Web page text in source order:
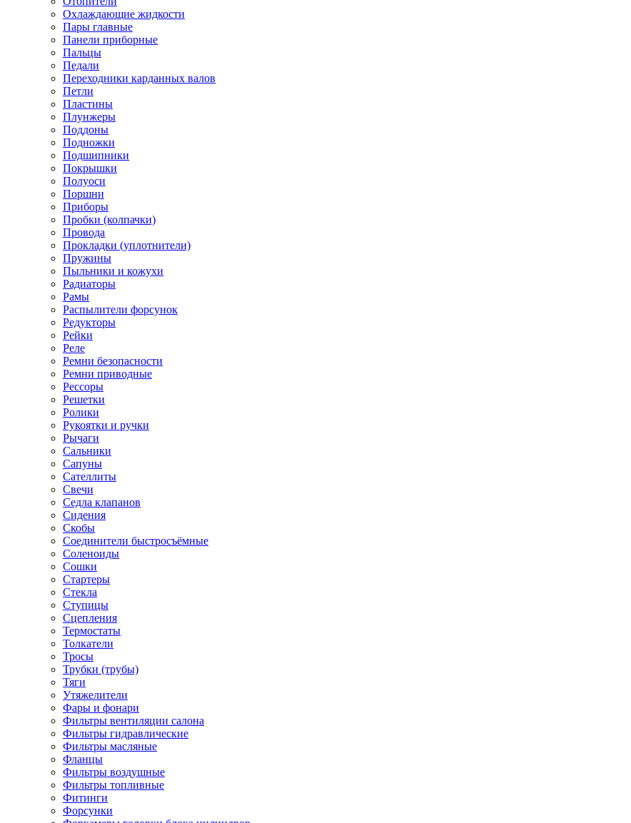
Охлаждающие жидкости
Пары главные
Панели приборные
Пальцы
Педали
Переходники карданных валов
Петли
Пластины
Плунжеры
Поддоны
Подножки
Подшипники
Покрышки
Полуоси
Поршни
Приборы
Пробки (колпачки)
Провода
Прокладки (уплотнители)
Пружины
Пыльники и кожухи
Радиаторы
Рамы
Распылители форсунок
Редукторы
Рейки
Реле
Ремни безопасности
Ремни приводные
Рессоры
Решетки
Ролики
Рукоятки и ручки
Рычаги
Сальники
Сапуны
Сателлиты
Свечи
Седла клапанов
Сидения
Скобы
Соединители быстросъёмные
Соленоиды
Сошки
Стартеры
Стекла
Ступицы
Сцепления
Термостаты
Толкатели
Тросы
Трубки (трубы)
Тяги
Утяжелители
Фары и фонари
Фильтры вентиляции салона
Фильтры гидравлические
Фильтры масляные
Фланцы
Фильтры воздушные
Фильтры топливные
Фитинги
Форсунки